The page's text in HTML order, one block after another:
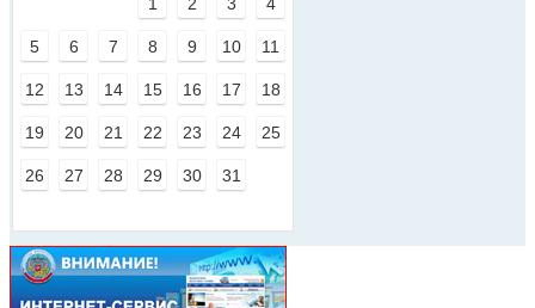
1 2 3 4
5 6 7 8 9 10 11
12 13 14 15 16 17 18
19 20 21 22 23 24 25
26 27 28 29 30 31